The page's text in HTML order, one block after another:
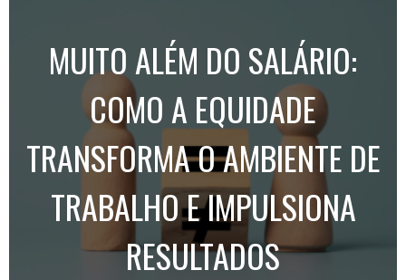
MUITO ALÉM DO SALÁRIO:
COMO A EQUIDADE
TRANSFORMA O AMBIENTE DE
TRABALHO E IMPULSIONA
RESULTADOS